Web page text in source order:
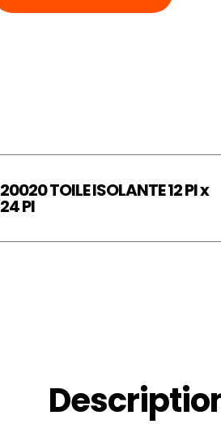
20020 TOILE ISOLANTE 12 PI x
24 PI